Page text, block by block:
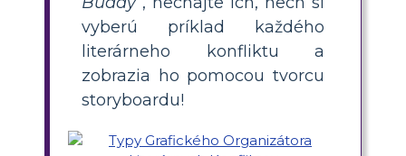
vyberú príklad každého
literárneho konfliktu a
zobrazia ho pomocou tvorcu
storyboardu!